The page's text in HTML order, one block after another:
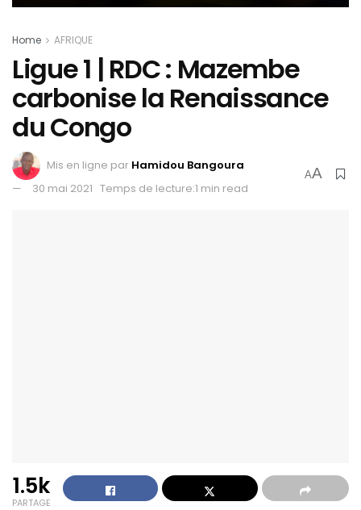
Home AFRIQUE
Ligue 1 | RDC : Mazembe
carbonise la Renaissance
du Congo
Mis en ligne par Hamidou Bangoura
30 mai 2021 Temps de lecture:1 min read
AA
1.5k
PARTAGE